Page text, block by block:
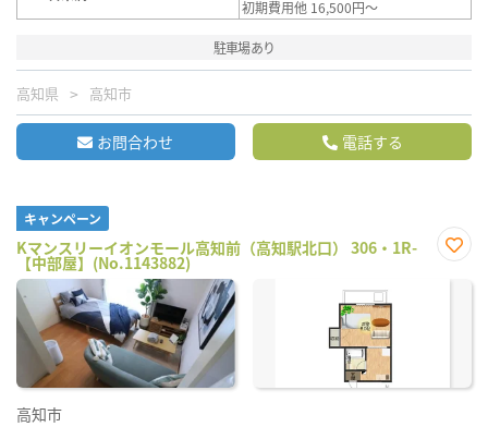
初期費用他 16,500円～
駐車場あり
高知県 高知市
お問合わせ 電話する
キャンペーン
Kマンスリーイオンモール高知前（高知駅北口） 306・1R-
【中部屋】(No.1143882)
に入
高知市